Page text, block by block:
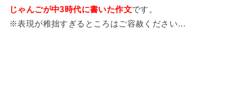
じゃんごが中3時代に書いた作文です。
※表現が稚拙すぎるところはご容赦ください…